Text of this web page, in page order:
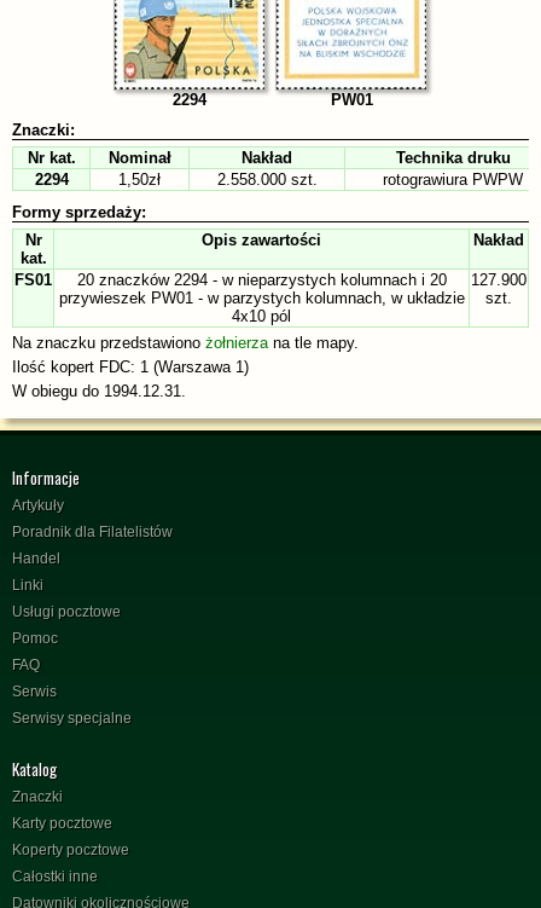
2294
PW01
Znaczki:
Nr kat.
Nominał Nakład
Technika druku
2294
1,50zł 2.558.000 szt.
rotograwiura PWPW
Formy sprzedaży:
Nr
kat.
Opis zawartości Nakład
FS01
20 znaczków 2294 - w nieparzystych kolumnach i 20
przywieszek PW01 - w parzystych kolumnach, w układzie
4x10 pól
127.900
szt.
Na znaczku przedstawiono żołnierza na tle mapy.
Ilość kopert FDC: 1 (Warszawa 1)
W obiegu do 1994.12.31.
Informacje
Artykuły
Poradnik dla Filatelistów
Handel
Linki
Usługi pocztowe
Pomoc
FAQ
Serwis
Serwisy specjalne
Katalog
Znaczki
Karty pocztowe
Koperty pocztowe
Całostki inne
Datowniki okolicznościowe